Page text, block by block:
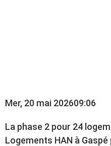
Mer, 20 mai 202609:06
La phase 2 pour 24
Logements HAN à